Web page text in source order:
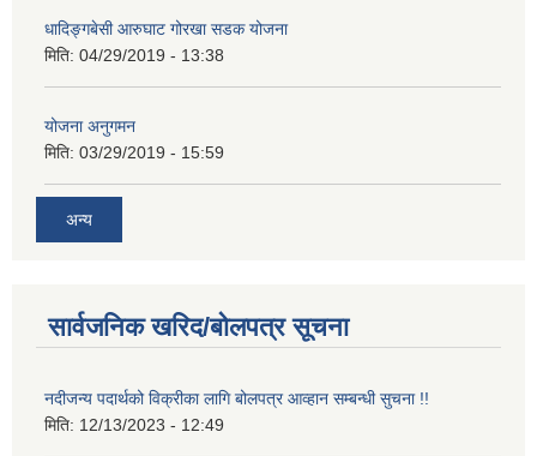
धादिङ्गबेसी आरुघाट गोरखा सडक योजना
मिति: 04/29/2019 - 13:38
योजना अनुगमन
मिति: 03/29/2019 - 15:59
अन्य
सार्वजनिक खरिद/बोलपत्र सूचना
नदीजन्य पदार्थको विक्रीका लागि बोलपत्र आव्हान सम्बन्धी सुचना !!
मिति: 12/13/2023 - 12:49